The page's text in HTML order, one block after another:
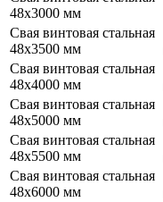
48х3000 мм
Свая винтовая стальная
48х3500 мм
Свая винтовая стальная
48х4000 мм
Свая винтовая стальная
48х5000 мм
Свая винтовая стальная
48х5500 мм
Свая винтовая стальная
48х6000 мм